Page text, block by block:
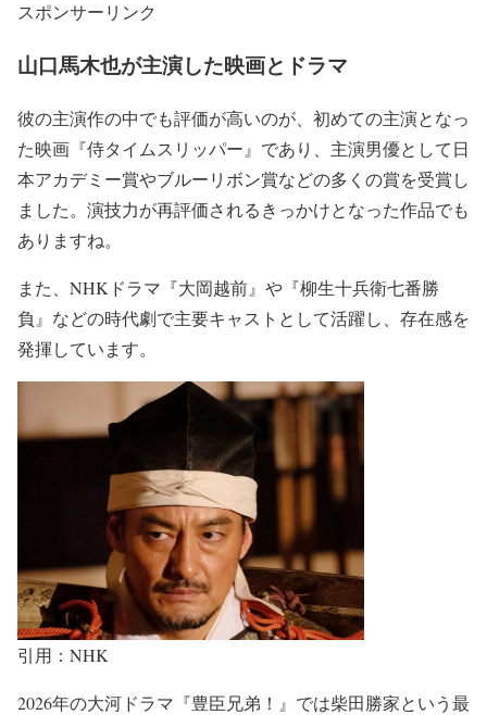
スポンサーリンク
山口馬木也が主演した映画とドラマ
彼の主演作の中でも評価が高いのが、 初めての主演となっ
た映画『侍タイムスリッパー』 であり、主演男優として日
本アカデミー賞やブルーリボン賞などの多くの賞を受賞し
ました。 演技力が再評価されるきっかけとなった作品でも
ありますね。
また、 NHKドラマ『大岡越前』 や 『柳生十兵衛七番勝
負』 などの時代劇で主要キャストとして活躍し、存在感を
発揮しています。
引用：NHK
2026年の大河ドラマ『豊臣兄弟！』 では柴田勝家という最